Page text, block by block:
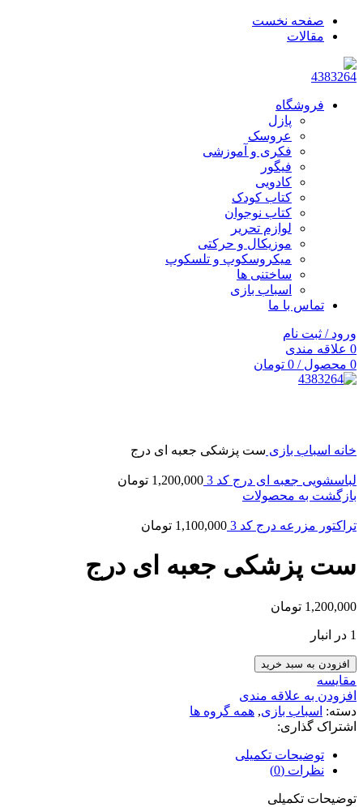
صفحه نخست
مقالات
فروشگاه
پازل
عروسک
فکری و آموزشی
فیگور
کادویی
کتاب کودک
کتاب نوجوان
لوازم تحریر
موزیکال و حرکتی
میکروسکوپ و تلسکوپ
ساختنی ها
اسباب بازی
تماس با ما
ورود / ثبت نام
0 علاقه مندی
0 محصول /
0 تومان
خانه اسباب بازی ست پزشکی جعبه ای درج
لباسشویی جعبه ای درج كد 3 1,200,000 تومان
بازگشت به محصولات
تراکتور مزرعه درج كد 3 1,100,000 تومان
ست پزشکی جعبه ای درج
1,200,000 تومان
1 در انبار
افزودن به سبد خرید
مقایسه
افزودن به علاقه مندی
دسته: اسباب بازی, همه گروه ها
اشتراک گذاری:
توضیحات تکمیلی
نظرات (0)
توضیحات تکمیلی